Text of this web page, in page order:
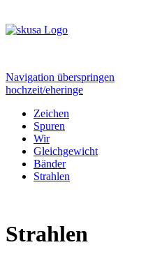
Navigation überspringen
hochzeit/eheringe
Zeichen
Spuren
Wir
Gleichgewicht
Bänder
Strahlen
Strahlen